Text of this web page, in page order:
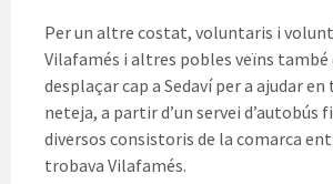
Per un altre costat, voluntaris i
Vilafamés i altres pobles veïns també
desplaçar cap a Sedaví per a ajudar en
neteja, a partir d’un servei d’autobús
diversos consistoris de la comarca
trobava Vilafamés.